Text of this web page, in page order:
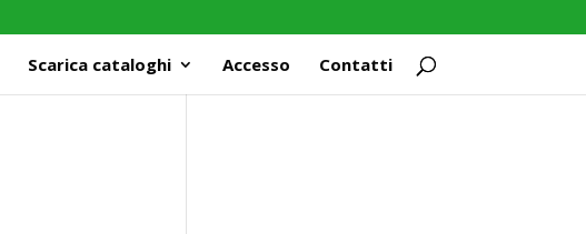
Scarica cataloghi Accesso Contatti